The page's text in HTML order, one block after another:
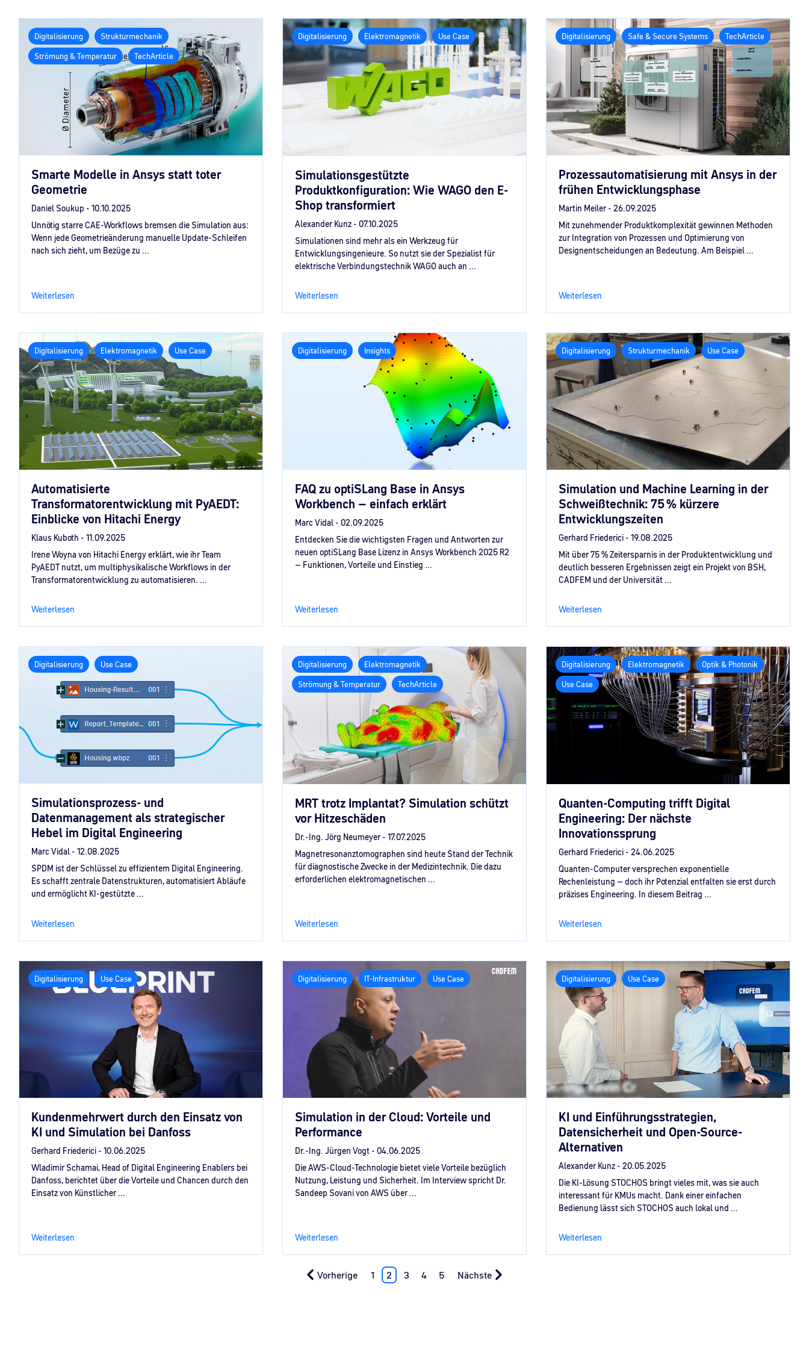
Digitalisierung
Strukturmechanik
Strömung & Temperatur
TechArticle
Smarte Modelle in Ansys statt toter
Geometrie
Daniel Soukup - 10.10.2025
Unnötig starre CAE-Workflows bremsen die Simulation aus:
Wenn jede Geometrieänderung manuelle Update-Schleifen
nach sich zieht, um Bezüge zu ...
Weiterlesen
Digitalisierung Elektromagnetik Use Case
Simulationsgestützte
Produktkonfiguration: Wie WAGO den E-
Shop transformiert
Alexander Kunz - 07.10.2025
Simulationen sind mehr als ein Werkzeug für
Entwicklungsingenieure. So nutzt sie der Spezialist für
elektrische Verbindungstechnik WAGO auch an ...
Weiterlesen
Digitalisierung Safe & Secure Systems TechArticle
Prozessautomatisierung mit Ansys in der
frühen Entwicklungsphase
Martin Meiler - 26.09.2025
Mit zunehmender Produktkomplexität gewinnen Methoden
zur Integration von Prozessen und Optimierung von
Designentscheidungen an Bedeutung. Am Beispiel ...
Weiterlesen
Digitalisierung Elektromagnetik Use Case
Automatisierte
Transformatorentwicklung mit PyAEDT:
Einblicke von Hitachi Energy
Klaus Kuboth - 11.09.2025
Irene Woyna von Hitachi Energy erklärt, wie ihr Team
PyAEDT nutzt, um multiphysikalische Workflows in der
Transformatorentwicklung zu automatisieren. ...
Weiterlesen
Digitalisierung Insights
FAQ zu optiSLang Base in Ansys
Workbench – einfach erklärt
Marc Vidal - 02.09.2025
Entdecken Sie die wichtigsten Fragen und Antworten zur
neuen optiSLang Base Lizenz in Ansys Workbench 2025 R2
– Funktionen, Vorteile und Einstieg ...
Weiterlesen
Digitalisierung Strukturmechanik Use Case
Simulation und Machine Learning in der
Schweißtechnik: 75 % kürzere
Entwicklungszeiten
Gerhard Friederici - 19.08.2025
Mit über 75 % Zeitersparnis in der Produktentwicklung und
deutlich besseren Ergebnissen zeigt ein Projekt von BSH,
CADFEM und der Universität ...
Weiterlesen
Digitalisierung Use Case
Simulationsprozess- und
Datenmanagement als strategischer
Hebel im Digital Engineering
Marc Vidal - 12.08.2025
SPDM ist der Schlüssel zu effizientem Digital Engineering.
Es schafft zentrale Datenstrukturen, automatisiert Abläufe
und ermöglicht KI-gestützte ...
Weiterlesen
Digitalisierung
Elektromagnetik
Strömung & Temperatur
TechArticle
MRT trotz Implantat? Simulation schützt
vor Hitzeschäden
Dr.-Ing. Jörg Neumeyer - 17.07.2025
Magnetresonanztomographen sind heute Stand der Technik
für diagnostische Zwecke in der Medizintechnik. Die dazu
erforderlichen elektromagnetischen ...
Weiterlesen
Digitalisierung Elektromagnetik
Optik & Photonik
Use Case
Quanten-Computing trifft Digital
Engineering: Der nächste
Innovationssprung
Gerhard Friederici - 24.06.2025
Quanten-Computer versprechen exponentielle
Rechenleistung – doch ihr Potenzial entfalten sie erst durch
präzises Engineering. In diesem Beitrag ...
Weiterlesen
Digitalisierung Use Case
Kundenmehrwert durch den Einsatz von
KI und Simulation bei Danfoss
Gerhard Friederici - 10.06.2025
Wladimir Schamai, Head of Digital Engineering Enablers bei
Danfoss, berichtet über die Vorteile und Chancen durch den
Einsatz von Künstlicher ...
Weiterlesen
Digitalisierung IT-Infrastruktur Use Case
Simulation in der Cloud: Vorteile und
Performance
Dr.-Ing. Jürgen Vogt - 04.06.2025
Die AWS-Cloud-Technologie bietet viele Vorteile bezüglich
Nutzung, Leistung und Sicherheit. Im Interview spricht Dr.
Sandeep Sovani von AWS über ...
Weiterlesen
Digitalisierung Use Case
KI und Einführungsstrategien,
Datensicherheit und Open-Source-
Alternativen
Alexander Kunz - 20.05.2025
Die KI-Lösung STOCHOS bringt vieles mit, was sie auch
interessant für KMUs macht. Dank einer einfachen
Bedienung lässt sich STOCHOS auch lokal und ...
Weiterlesen
Vorherige 1 2 3 4 5 Nächste